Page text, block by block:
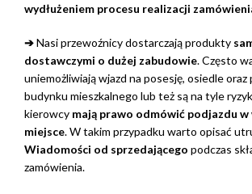
wydłużeniem procesu realizacji
➔Nasi przewoźnicy dostarczają produkty
dostawczymi o dużej zabudowie. Często
uniemożliwiają wjazd na posesję, osiedle oraz
budynku mieszkalnego lub też są na tyle
kierowcy mają prawo odmówić podjazdu w
miejsce. W takim przypadku warto opisać
Wiadomości od sprzedającego podczas
zamówienia.